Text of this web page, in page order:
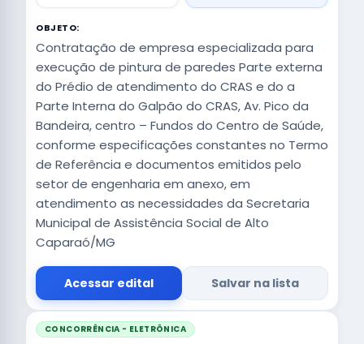
OBJETO:
Contratação de empresa especializada para
execução de pintura de paredes Parte externa
do Prédio de atendimento do CRAS e do a
Parte Interna do Galpão do CRAS, Av. Pico da
Bandeira, centro – Fundos do Centro de Saúde,
conforme especificações constantes no Termo
de Referência e documentos emitidos pelo
setor de engenharia em anexo, em
atendimento as necessidades da Secretaria
Municipal de Assistência Social de Alto
Caparaó/MG
Acessar edital Salvar na lista
CONCORRÊNCIA - ELETRÔNICA